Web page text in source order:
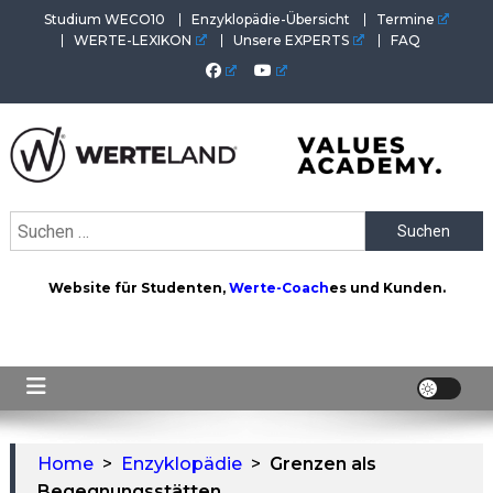
Studium WECO10 Enzyklopädie-Übersicht
Termine
WERTE-LEXIKON
Unsere EXPERTS FAQ
Akademie. Wertvolles für Werte-Coaches.
Suchen
nach:
Website für Studenten, Werte-Coaches und Kunden.
Home > Enzyklopädie > Grenzen als